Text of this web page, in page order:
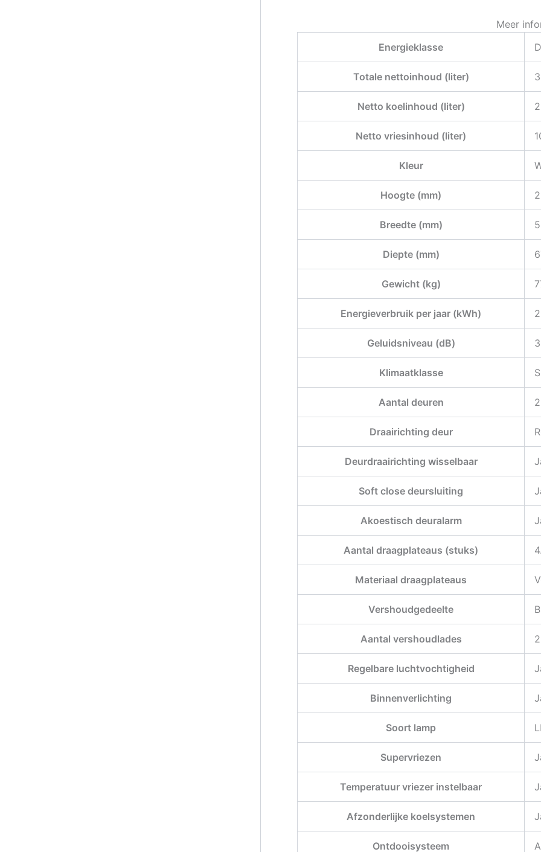
Meer
Energieklasse
D
Totale nettoinhoud (liter)
Netto koelinhoud (liter)
Netto vriesinhoud (liter)
Kleur
Hoogte (mm)
Breedte (mm)
Diepte (mm)
Gewicht (kg)
Energieverbruik per jaar (kWh)
Geluidsniveau (dB)
Klimaatklasse
Aantal deuren
Draairichting deur
Deurdraairichting wisselbaar
Soft close deursluiting
Akoestisch deuralarm
Aantal draagplateaus (stuks)
Materiaal draagplateaus
Vershoudgedeelte
Aantal vershoudlades
Regelbare luchtvochtigheid
Binnenverlichting
Soort lamp
Supervriezen
Temperatuur vriezer instelbaar
Afzonderlijke koelsystemen
Ontdooisysteem